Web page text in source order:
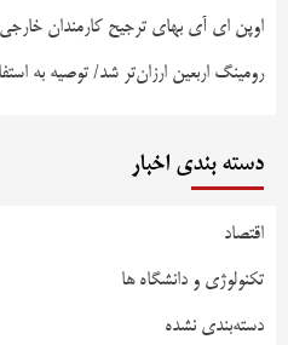
اوپن ای آی بهای ترجیح کارمندان خارجی
رومینگ اربعین ارزان‌تر شد/ توصیه به
دسته بندی اخبار
اقتصاد
تکنولوژی و دانشگاه ها
دسته‌بندی نشده